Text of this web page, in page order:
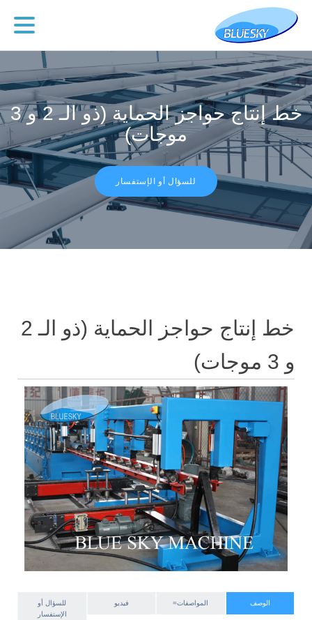
خط إنتاج حواجز الحماية (ذو الـ 2 و 3
موجات)
للسؤال أو الإستفسار
خط إنتاج حواجز الحماية (ذو الـ 2
و 3 موجات)
الوصف المواصفات= فيديو
للسؤال أو
الإستفسار